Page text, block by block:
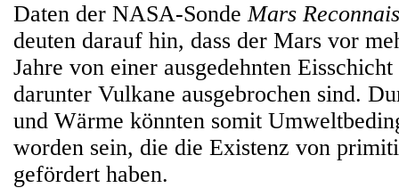
Daten der NASA-SondeMars
deuten darauf hin, dass der Mars vor
Jahre von einer ausgedehnten
darunter Vulkane ausgebrochen sind.
und Wärme könnten somit
worden sein, die die Existenz von
gefördert haben.